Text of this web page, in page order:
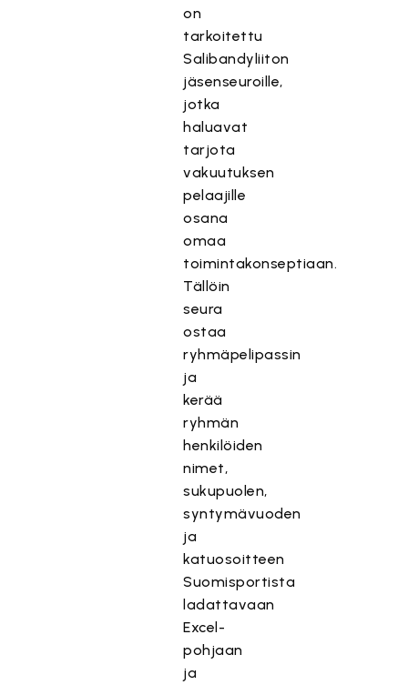
on
tarkoitettu
Salibandyliiton
jäsenseuroille,
jotka
haluavat
tarjota
vakuutuksen
pelaajille
osana
omaa
toimintakonseptiaan.
Tällöin
seura
ostaa
ryhmäpelipassin
ja
kerää
ryhmän
henkilöiden
nimet,
sukupuolen,
syntymävuoden
ja
katuosoitteen
Suomisportista
ladattavaan
Excel-
pohjaan
ja